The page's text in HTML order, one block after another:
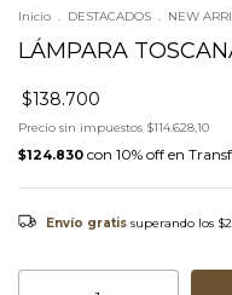
Inicio . DESTACADOS . NEW
LÁMPARA
$138.700
Precio sin impuestos $114.628,10
$124.830 con
Envío gratis superando los